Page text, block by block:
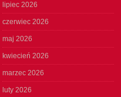
lipiec 2026
czerwiec 2026
maj 2026
kwiecień 2026
marzec 2026
luty 2026